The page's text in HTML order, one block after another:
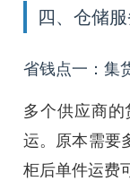
四、仓储
省钱点一：集
多个供应商
运。原本需要
柜后单件运费